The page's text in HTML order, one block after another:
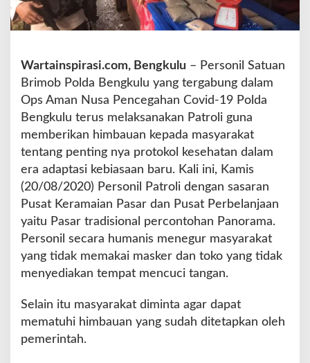
t
r
i
P
s
a
r
P
n
o
r
a
a
H
i
b
u
Wartainspirasi.com, Bengkulu – Personil Satuan
Brimob Polda Bengkulu yang tergabung dalam
Ops Aman Nusa Pencegahan Covid-19 Polda
Bengkulu terus melaksanakan Patroli guna
memberikan himbauan kepada masyarakat
tentang penting nya protokol kesehatan dalam
era adaptasi kebiasaan baru. Kali ini, Kamis
(20/08/2020) Personil Patroli dengan sasaran
Pusat Keramaian Pasar dan Pusat Perbelanjaan
yaitu Pasar tradisional percontohan Panorama.
Personil secara humanis menegur masyarakat
yang tidak memakai masker dan toko yang tidak
menyediakan tempat mencuci tangan.
Selain itu masyarakat diminta agar dapat
mematuhi himbauan yang sudah ditetapkan oleh
pemerintah.